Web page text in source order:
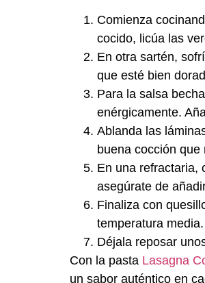
Comienza
cocido, licúa las
En otra sartén,
que esté bien
Para la salsa
enérgicamente.
Ablanda las
buena cocción
En una refractaria,
asegúrate de
Finaliza con
temperatura
Déjala reposar
Con la pasta Lasagna
un sabor auténtico en